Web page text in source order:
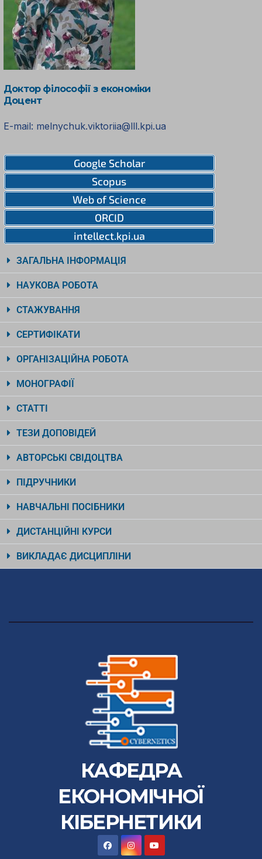
Доктор філософії з економіки
Доцент
E-mail: melnychuk.viktoriia@lll.kpi.ua
Google Scholar
Scopus
Web of Science
ORCID
intellect.kpi.ua
ЗАГАЛЬНА ІНФОРМАЦІЯ
НАУКОВА РОБОТА
СТАЖУВАННЯ
СЕРТИФІКАТИ
ОРГАНІЗАЦІЙНА РОБОТА
МОНОГРАФІЇ
СТАТТІ
ТЕЗИ ДОПОВІДЕЙ
АВТОРСЬКІ СВІДОЦТВА
ПІДРУЧНИКИ
НАВЧАЛЬНІ ПОСІБНИКИ
ДИСТАНЦІЙНІ КУРСИ
ВИКЛАДАЄ ДИСЦИПЛІНИ
КАФЕДРА
ЕКОНОМІЧНОЇ
КІБЕРНЕТИКИ